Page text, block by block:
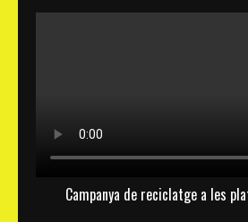
Campanya de reciclatge a les